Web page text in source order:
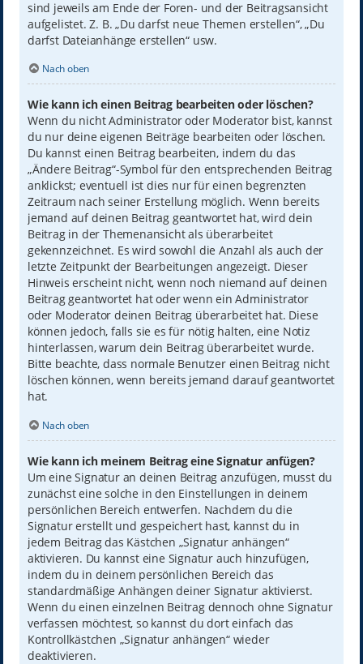
sind jeweils am Ende der Foren- und der Beitragsansicht
aufgelistet. Z. B. „Du darfst neue Themen erstellen“, „Du
darfst Dateianhänge erstellen“ usw.
Nach oben
Wie kann ich einen Beitrag bearbeiten oder löschen?
Wenn du nicht Administrator oder Moderator bist, kannst
du nur deine eigenen Beiträge bearbeiten oder löschen.
Du kannst einen Beitrag bearbeiten, indem du das
„Ändere Beitrag“-Symbol für den entsprechenden Beitrag
anklickst; eventuell ist dies nur für einen begrenzten
Zeitraum nach seiner Erstellung möglich. Wenn bereits
jemand auf deinen Beitrag geantwortet hat, wird dein
Beitrag in der Themenansicht als überarbeitet
gekennzeichnet. Es wird sowohl die Anzahl als auch der
letzte Zeitpunkt der Bearbeitungen angezeigt. Dieser
Hinweis erscheint nicht, wenn noch niemand auf deinen
Beitrag geantwortet hat oder wenn ein Administrator
oder Moderator deinen Beitrag überarbeitet hat. Diese
können jedoch, falls sie es für nötig halten, eine Notiz
hinterlassen, warum dein Beitrag überarbeitet wurde.
Bitte beachte, dass normale Benutzer einen Beitrag nicht
löschen können, wenn bereits jemand darauf geantwortet
hat.
Nach oben
Wie kann ich meinem Beitrag eine Signatur anfügen?
Um eine Signatur an deinen Beitrag anzufügen, musst du
zunächst eine solche in den Einstellungen in deinem
persönlichen Bereich entwerfen. Nachdem du die
Signatur erstellt und gespeichert hast, kannst du in
jedem Beitrag das Kästchen „Signatur anhängen“
aktivieren. Du kannst eine Signatur auch hinzufügen,
indem du in deinem persönlichen Bereich das
standardmäßige Anhängen deiner Signatur aktivierst.
Wenn du einen einzelnen Beitrag dennoch ohne Signatur
verfassen möchtest, so kannst du dort einfach das
Kontrollkästchen „Signatur anhängen“ wieder
deaktivieren.